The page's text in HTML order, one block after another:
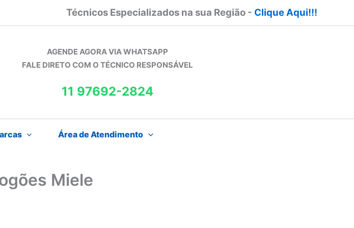
Técnicos Especializados na sua Região - Clique Aqui!!!
AGENDE AGORA VIA WHATSAPP
FALE DIRETO COM O TÉCNICO RESPONSÁVEL
11 97692-2824
Área de Atendimento
Miele